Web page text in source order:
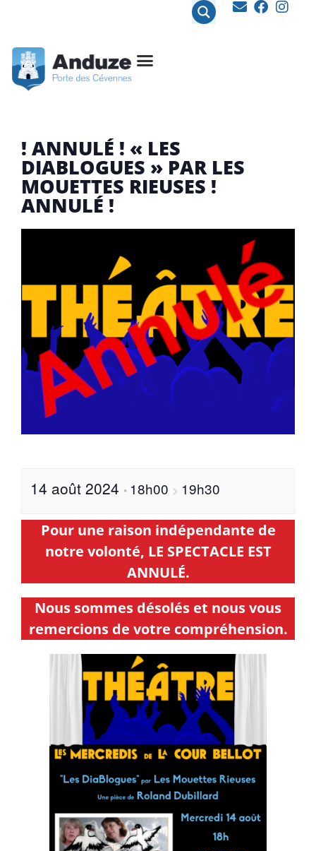
! ANNULÉ ! « LES
DIABLOGUES » PAR LES
MOUETTES RIEUSES !
ANNULÉ !
14 août 2024 • 18h00 > 19h30
Pour une raison indépendante de
notre volonté, LE SPECTACLE EST
ANNULÉ.
Nous sommes désolés et nous vous
remercions de votre compréhension.